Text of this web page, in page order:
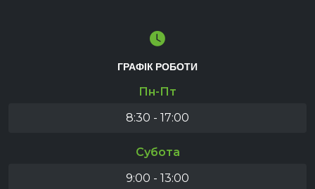
ГРАФІК РОБОТИ
Пн-Пт
8:30 - 17:00
Субота
9:00 - 13:00